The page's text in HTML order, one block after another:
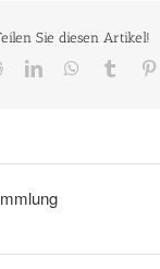
Sie diesen Artikel!
RedditLinkedInWhatsApp
Tumblr